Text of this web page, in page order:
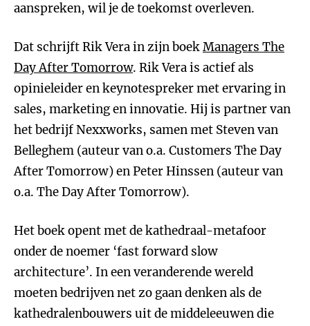
aanspreken, wil je de toekomst overleven.
Dat schrijft Rik Vera in zijn boekManagers The
Day After Tomorrow. Rik Vera is actief als
opinieleider en keynotespreker met ervaring in
sales, marketing en innovatie. Hij is partner van
het bedrijf Nexxworks, samen met Steven van
Belleghem (auteur van o.a. Customers The Day
After Tomorrow) en Peter Hinssen (auteur van
o.a. The Day After Tomorrow).
Het boek opent met de kathedraal-metafoor
onder de noemer ‘fast forward slow
architecture’. In een veranderende wereld
moeten bedrijven net zo gaan denken als de
kathedralenbouwers uit de middeleeuwen die